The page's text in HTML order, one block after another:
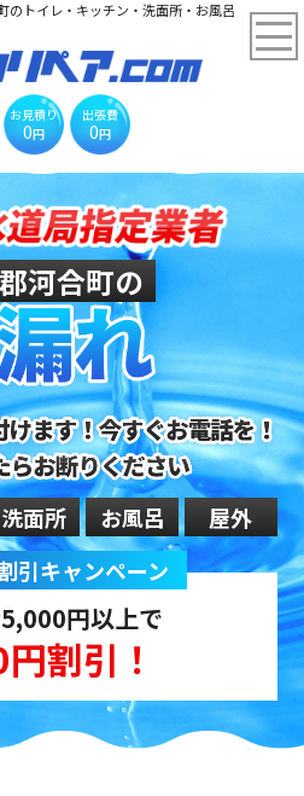
のトイレ・キッチン・洗面所・お風呂
お見積り
0円
出張費
0円
河合町の
洗面所 お風呂
屋外
引キャンペーン
円以上で
割引！